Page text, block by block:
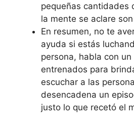
pequeñas cantidades
la mente se aclare
En resumen, no te
ayuda si estás
persona, habla con
entrenados para
escuchar a las
desencadena un
justo lo que recetó el